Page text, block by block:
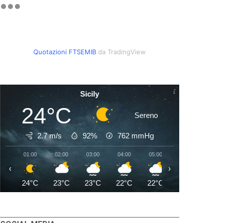
Quotazioni FTSEMIB da TradingView
Sicily
24°C Sereno
2.7 m/s 92% 762 mmHg
01:00
24°C
02:00
23°C
03:00
23°C
04:00
22°C
05:00
22°C
‹ ›